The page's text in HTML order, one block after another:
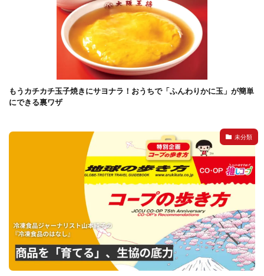
もうカチカチ玉子焼きにサヨナラ！おうちで「ふんわりかに玉」が簡単
にできる裏ワザ
未分類